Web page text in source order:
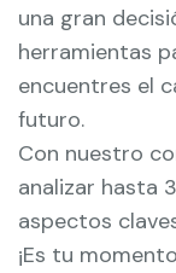
una gran
herramientas
encuentres el
futuro.
Con nuestro
analizar hasta
aspectos
¡Es tu